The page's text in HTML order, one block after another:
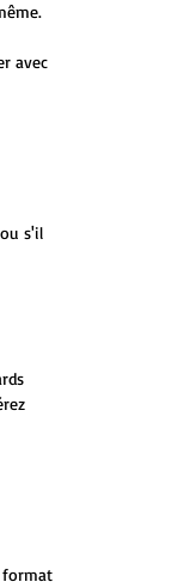
avec
s'il
format